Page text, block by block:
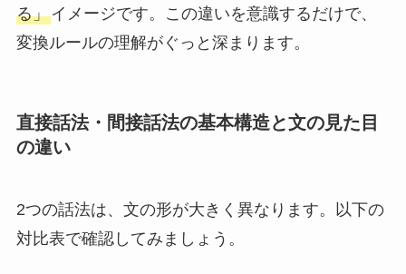
る」イメージです。この違いを意識するだけで、
変換ルールの理解がぐっと深まります。
直接話法・間接話法の基本構造と文の見た目
の違い
2つの話法は、文の形が大きく異なります。以下の
対比表で確認してみましょう。